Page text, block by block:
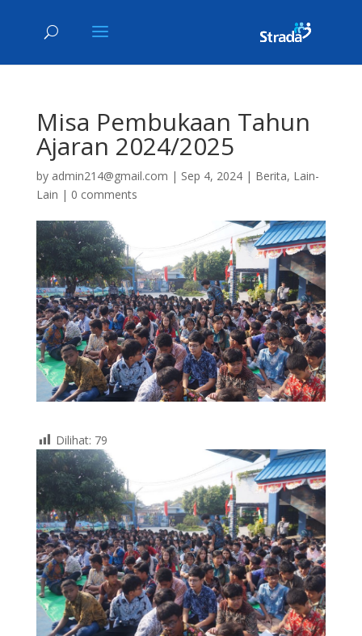
Misa Pembukaan Tahun
Ajaran 2024/2025
by admin214@gmail.com | Sep 4, 2024| Berita, Lain-
Lain | 0 comments
Dilihat: 79